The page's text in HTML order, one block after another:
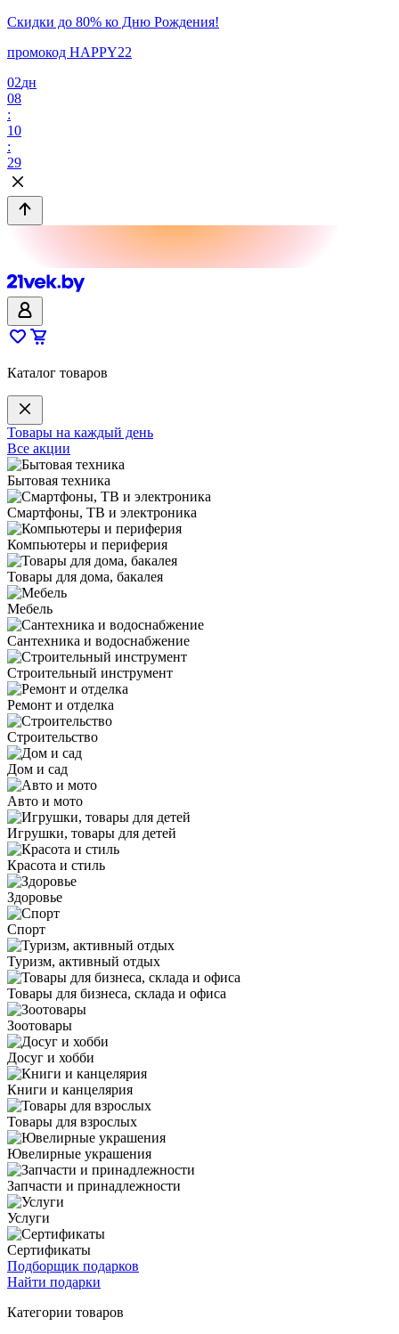
Скидки до 80% ко Дню Рождения!
промокод HAPPY22
02дн
08
:
10
:
29
Каталог товаров
Товары на каждый день
Все акции
Бытовая техника
Смартфоны, ТВ и электроника
Компьютеры и периферия
Товары для дома, бакалея
Мебель
Сантехника и водоснабжение
Строительный инструмент
Ремонт и отделка
Строительство
Дом и сад
Авто и мото
Игрушки, товары для детей
Красота и стиль
Здоровье
Спорт
Туризм, активный отдых
Товары для бизнеса, склада и офиса
Зоотовары
Досуг и хобби
Книги и канцелярия
Товары для взрослых
Ювелирные украшения
Запчасти и принадлежности
Услуги
Сертификаты
Подборщик подарков
Найти подарки
Категории товаров